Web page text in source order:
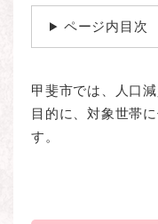
ページ内目次
甲斐市では、人口
目的に、対象世帯
す。